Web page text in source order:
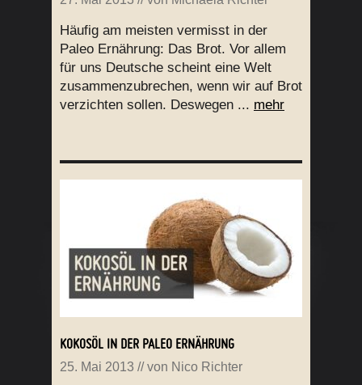
Häufig am meisten vermisst in der
Paleo Ernährung: Das Brot. Vor allem
für uns Deutsche scheint eine Welt
zusammenzubrechen, wenn wir auf Brot
verzichten sollen. Deswegen ... mehr
KOKOSÖL IN DER PALEO ERNÄHRUNG
25. Mai 2013 // von Nico Richter